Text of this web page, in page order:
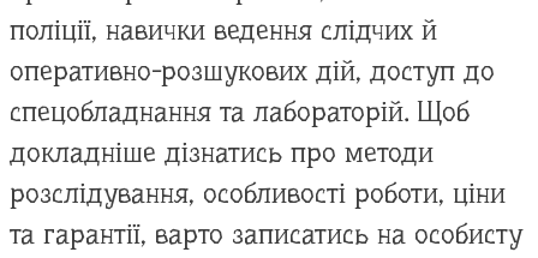
поліції, навички ведення слідчих й
оперативно-розшукових дій, доступ до
спецобладнання та лабораторій. Щоб
докладніше дізнатись про методи
розслідування, особливості роботи, ціни
та гарантії, варто записатись на особисту